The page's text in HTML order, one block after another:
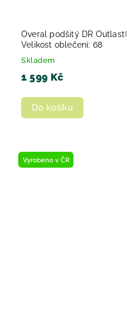
Overal podšitý DR
Velikost oblečení: 68
Skladem
1 599 Kč
Do košíku
Vyrobeno v ČR